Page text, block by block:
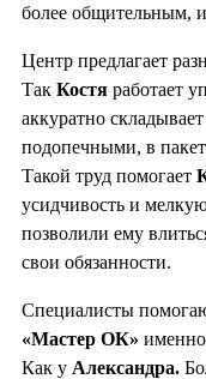
более общительным, и
Центр предлагает
Так Костя работает
аккуратно
подопечными, в
Такой труд помогает
усидчивость и
позволили ему
свои обязанности.
Специалисты
«Мастер ОК» именно
Как у Александра.